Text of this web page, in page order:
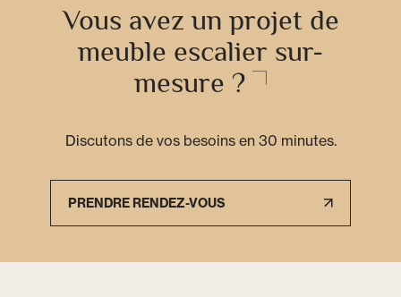
Vous avez un projet de
meuble escalier sur-
mesure ?
Discutons de vos besoins en 30 minutes.
PRENDRE RENDEZ-VOUS